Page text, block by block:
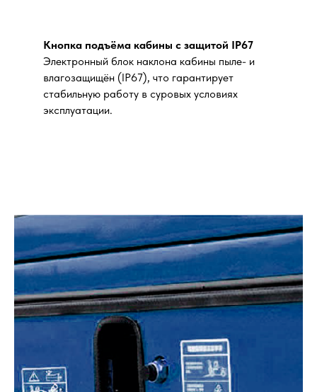
Кнопка подъёма кабины с защитой IP67
Электронный блок наклона кабины пыле- и
влагозащищён (IP67), что гарантирует
стабильную работу в суровых условиях
эксплуатации.